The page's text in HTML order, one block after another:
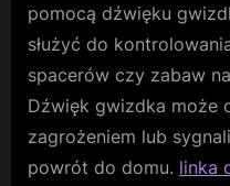
pomocą dźwięku
służyć do
spacerów czy zabaw
Dźwięk gwizdka może
zagrożeniem lub
powrót do domu. linka